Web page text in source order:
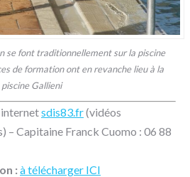
se font traditionnellement sur la piscine
de formation ont en revanche lieu à la
piscine Gallieni
sdis83.fr(vidéos
– Capitaine Franck Cuomo : 06 88
: à télécharger ICI